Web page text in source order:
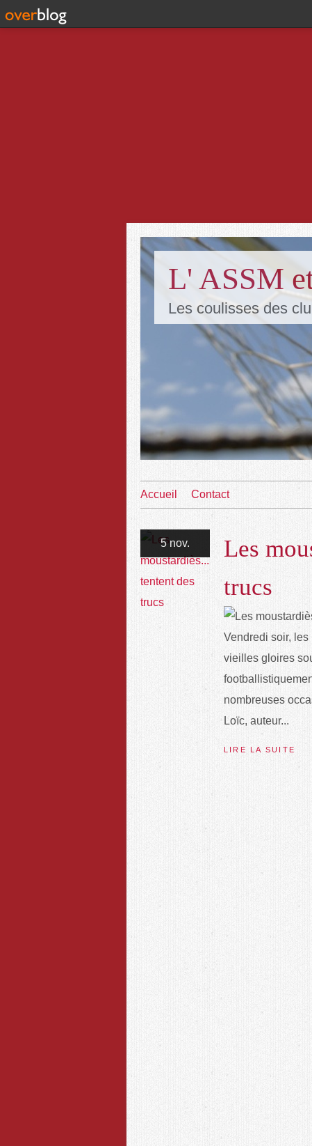
L' ASSM
Les coulisses des
Accueil Contact
5 nov.
Les
trucs
Vendredi soir,
vieilles gloires
nombreuses
Loïc, auteur...
LIRE LA SUITE